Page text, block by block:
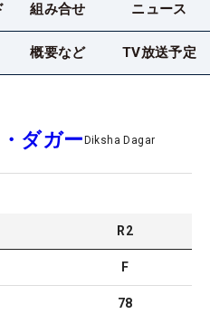
組み合せ ニュース
概要など TV放送予定
ダガー Diksha Dagar
R2
F
78